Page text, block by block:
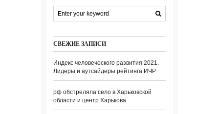
СВЕЖИЕ ЗАПИСИ
Индекс человеческого развития 2021.
Лидеры и аутсайдеры рейтинга ИЧР
рф обстреляла село в Харьковской
области и центр Харькова